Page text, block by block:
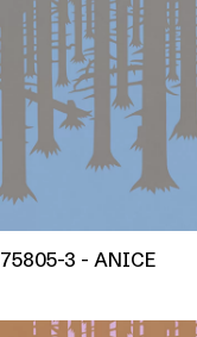
75805-3 - ANICE